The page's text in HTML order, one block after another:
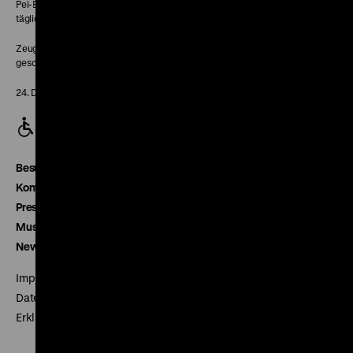
Pei-Bau:
täglich 10-18 Uhr
Zeughaus:
geschlossen
24. Dezember geschlossen
Besucherservice
Kontakt
Presse
Museumsverein
Newsletter
Impressum
Datenschutz
Erklärung digitale Barrierefreiheit